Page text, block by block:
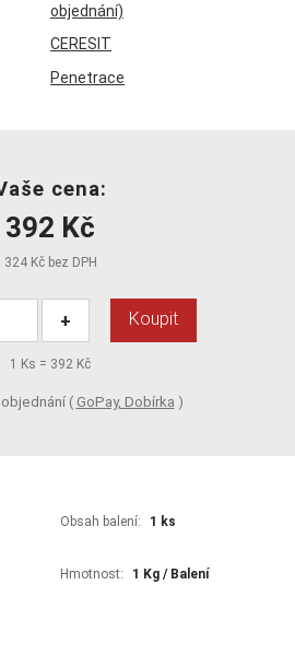
objednání)
CERESIT
Penetrace
cena:
392 Kč
324 Kč bez DPH
+ Koupit
1 Ks = 392 Kč
( GoPay, Dobírka )
Obsah balení: 1 ks
Hmotnost: 1 Kg / Balení